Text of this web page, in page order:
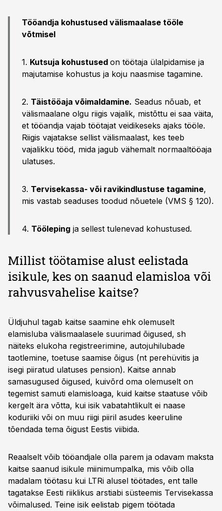
Tööandja kohustused välismaalase tööle
võtmisel
1. Kutsuja kohustused on töötaja ülalpidamise ja
majutamise kohustus ja koju naasmise tagamine.
2. Täistööaja võimaldamine. Seadus nõuab, et
välismaalane olgu riigis vajalik, mistõttu ei saa väita,
et tööandja vajab töötajat veidikeseks ajaks tööle.
Riigis vajatakse sellist välismaalast, kes teeb
vajalikku tööd, mida jagub vähemalt normaaltööaja
ulatuses.
3. Tervisekassa- või ravikindlustuse tagamine,
mis vastab seaduses toodud nõuetele (VMS § 120).
4. Tööleping ja sellest tulenevad kohustused.
Millist töötamise alust eelistada
isikule, kes on saanud elamisloa või
rahvusvahelise kaitse?
Üldjuhul tagab kaitse saamine ehk olemuselt
elamisluba välismaalasele suurimad õigused, sh
näiteks elukoha registreerimine, autojuhilubade
taotlemine, toetuse saamise õigus (nt perehüvitis ja
isegi piiratud ulatuses pension). Kaitse annab
samasugused õigused, kuivõrd oma olemuselt on
tegemist samuti elamisloaga, kuid kaitse staatuse võib
kergelt ära võtta, kui isik vabatahtlikult ei naase
koduriiki või on muu riigi piiril asudes keeruline
tõendada tema õigust Eestis viibida.
Reaalselt võib tööandjale olla parem ja odavam maksta
kaitse saanud isikule miinimumpalka, mis võib olla
madalam töötasu kui LTRi alusel töötades, ent talle
tagatakse Eesti riiklikus arstiabi süsteemis Tervisekassa
võimalused. Teine isik eelistab pigem töötada